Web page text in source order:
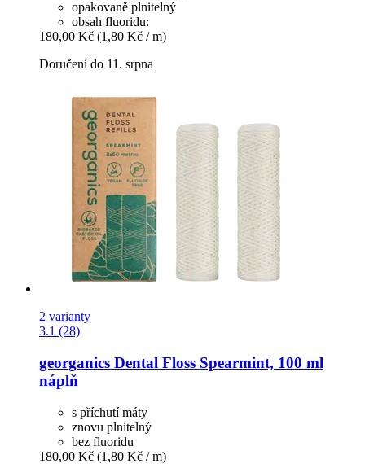
opakovaně plnitelný
obsah fluoridu:
180,00 Kč (1,80 Kč / m)
Doručení do 11. srpna
2 varianty
3.1 (28)
georganics Dental Floss Spearmint, 100 ml
náplň
s příchutí máty
znovu plnitelný
bez fluoridu
180,00 Kč (1,80 Kč / m)